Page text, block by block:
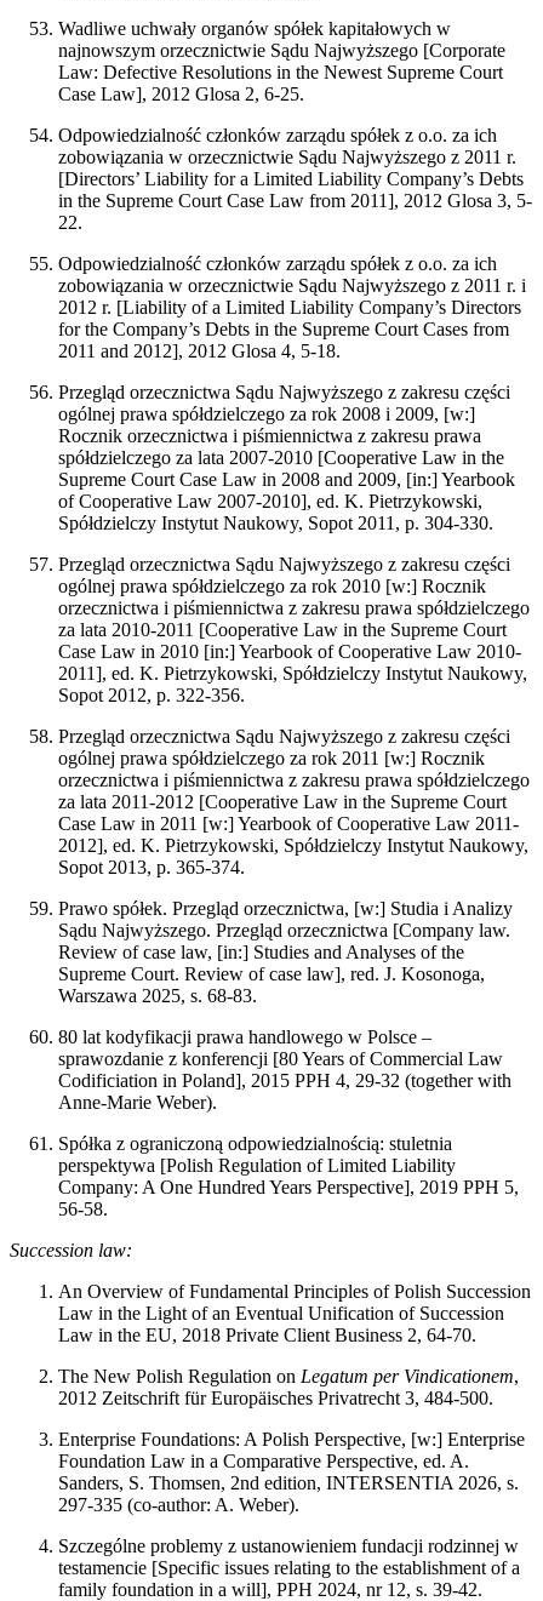
Wadliwe uchwały organów spółek kapitałowych w
najnowszym orzecznictwie Sądu Najwyższego [Corporate
Law: Defective Resolutions in the Newest Supreme Court
Case Law], 2012 Glosa 2, 6-25.
Odpowiedzialność członków zarządu spółek z o.o. za ich
zobowiązania w orzecznictwie Sądu Najwyższego z 2011 r.
[Directors’ Liability for a Limited Liability Company’s Debts
in the Supreme Court Case Law from 2011], 2012 Glosa 3, 5-
22.
Odpowiedzialność członków zarządu spółek z o.o. za ich
zobowiązania w orzecznictwie Sądu Najwyższego z 2011 r. i
2012 r. [Liability of a Limited Liability Company’s Directors
for the Company’s Debts in the Supreme Court Cases from
2011 and 2012], 2012 Glosa 4, 5-18.
Przegląd orzecznictwa Sądu Najwyższego z zakresu części
ogólnej prawa spółdzielczego za rok 2008 i 2009, [w:]
Rocznik orzecznictwa i piśmiennictwa z zakresu prawa
spółdzielczego za lata 2007-2010 [Cooperative Law in the
Supreme Court Case Law in 2008 and 2009, [in:] Yearbook
of Cooperative Law 2007-2010], ed. K. Pietrzykowski,
Spółdzielczy Instytut Naukowy, Sopot 2011, p. 304-330.
Przegląd orzecznictwa Sądu Najwyższego z zakresu części
ogólnej prawa spółdzielczego za rok 2010 [w:] Rocznik
orzecznictwa i piśmiennictwa z zakresu prawa spółdzielczego
za lata 2010-2011 [Cooperative Law in the Supreme Court
Case Law in 2010 [in:] Yearbook of Cooperative Law 2010-
2011], ed. K. Pietrzykowski, Spółdzielczy Instytut Naukowy,
Sopot 2012, p. 322-356.
Przegląd orzecznictwa Sądu Najwyższego z zakresu części
ogólnej prawa spółdzielczego za rok 2011 [w:] Rocznik
orzecznictwa i piśmiennictwa z zakresu prawa spółdzielczego
za lata 2011-2012 [Cooperative Law in the Supreme Court
Case Law in 2011 [w:] Yearbook of Cooperative Law 2011-
2012], ed. K. Pietrzykowski, Spółdzielczy Instytut Naukowy,
Sopot 2013, p. 365-374.
Prawo spółek. Przegląd orzecznictwa, [w:] Studia i Analizy
Sądu Najwyższego. Przegląd orzecznictwa [Company law.
Review of case law, [in:] Studies and Analyses of the
Supreme Court. Review of case law], red. J. Kosonoga,
Warszawa 2025, s. 68-83.
80 lat kodyfikacji prawa handlowego w Polsce –
sprawozdanie z konferencji [80 Years of Commercial Law
Codificiation in Poland], 2015 PPH 4, 29-32 (together with
Anne-Marie Weber).
Spółka z ograniczoną odpowiedzialnością: stuletnia
perspektywa [Polish Regulation of Limited Liability
Company: A One Hundred Years Perspective], 2019 PPH 5,
56-58.
Succession law:
An Overview of Fundamental Principles of Polish Succession
Law in the Light of an Eventual Unification of Succession
Law in the EU, 2018 Private Client Business 2, 64-70.
The New Polish Regulation on Legatum per Vindicationem,
2012 Zeitschrift für Europäisches Privatrecht 3, 484-500.
Enterprise Foundations: A Polish Perspective, [w:] Enterprise
Foundation Law in a Comparative Perspective, ed. A.
Sanders, S. Thomsen, 2nd edition, INTERSENTIA 2026, s.
297-335 (co-author: A. Weber).
Szczególne problemy z ustanowieniem fundacji rodzinnej w
testamencie [Specific issues relating to the establishment of a
family foundation in a will], PPH 2024, nr 12, s. 39-42.